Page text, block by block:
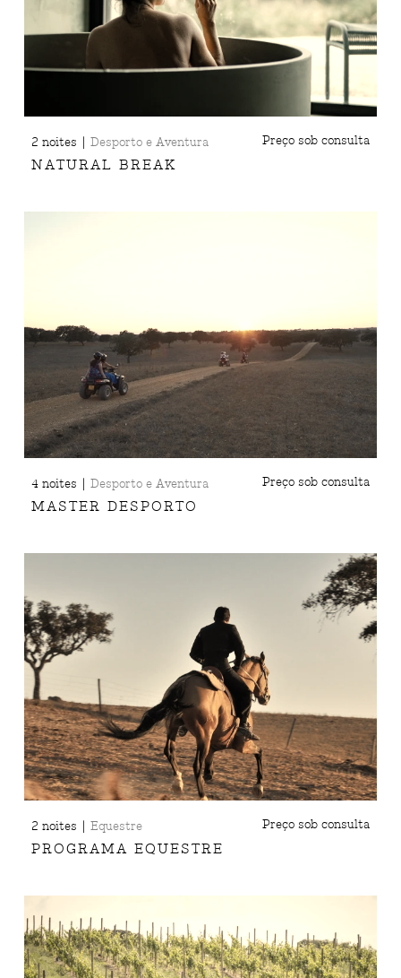
2 noites |Desporto e Aventura
NATURAL BREAK
Preço sob consulta
4 noites |Desporto e Aventura
MASTER DESPORTO
Preço sob consulta
2 noites |Equestre
PROGRAMA EQUESTRE
Preço sob consulta